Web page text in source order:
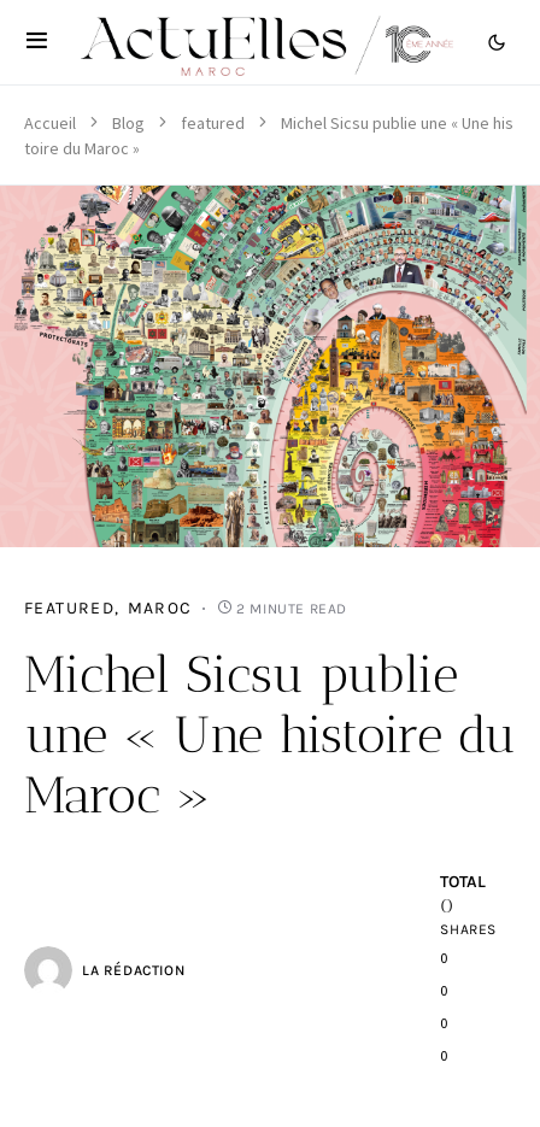
Accueil Blog featured
Michel Sicsu publie une « Une his
toire du Maroc »
FEATURED MAROC 2 MINUTE READ
Michel Sicsu publie
une « Une histoire du
Maroc »
LA RÉDACTION
TOTAL
0
SHARES
0
0
0
0